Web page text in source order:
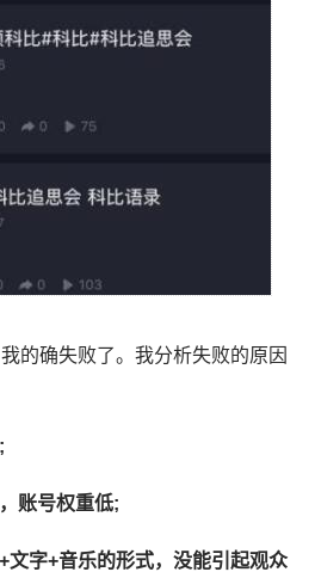
的确失败了。我分析失败的原因
账号权重低;
文字+音乐的形式，没能引起观众